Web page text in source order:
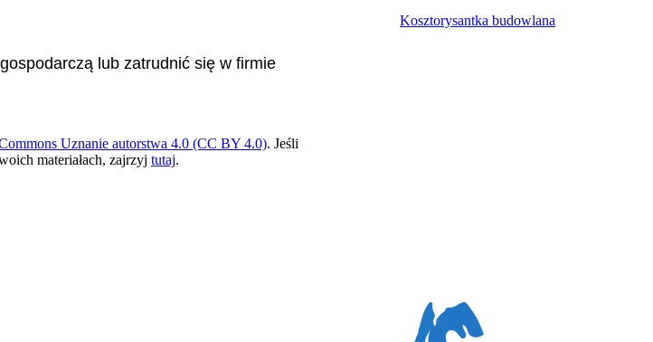
lub zatrudnić się w firmie
Uznanie autorstwa 4.0 (CC BY 4.0). Jeśli
materiałach, zajrzyj tutaj.
Kosztorysantka budowlana